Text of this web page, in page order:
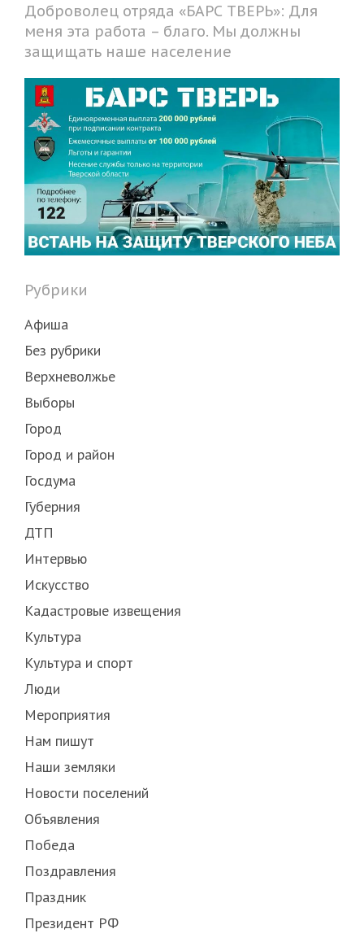
Доброволец отряда «БАРС ТВЕРЬ»: Для
меня эта работа – благо. Мы должны
защищать наше население
Рубрики
Афиша
Без рубрики
Верхневолжье
Выборы
Город
Город и район
Госдума
Губерния
ДТП
Интервью
Искусство
Кадастровые извещения
Культура
Культура и спорт
Люди
Мероприятия
Нам пишут
Наши земляки
Новости поселений
Объявления
Победа
Поздравления
Праздник
Президент РФ